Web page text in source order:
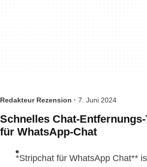
Redakteur Rezension · 7. Juni 2024
Schnelles Chat-
für WhatsApp-Chat
*Stripchat für WhatsApp Chat**